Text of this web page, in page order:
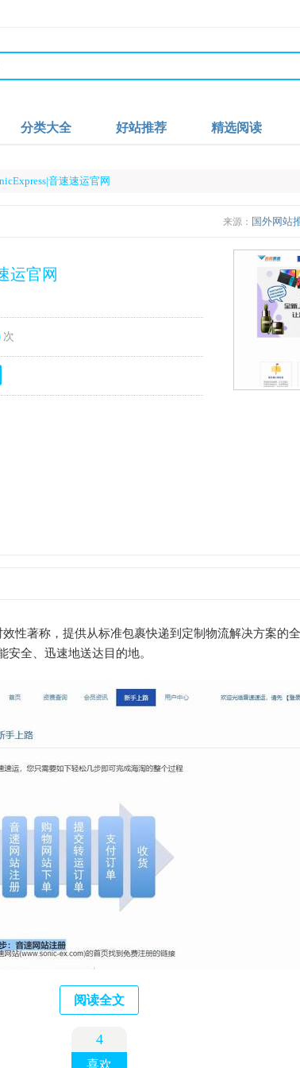
分类大全 好站推荐 精选阅读
音速速运官网
来源： 国外网站
运官网
次
性著称，提供从标准包裹快递到定制物流解决方案的
全、迅速地送达目的地。
阅读全文
4
喜欢